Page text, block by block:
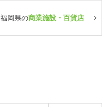
福岡県の商業施設・百貨店